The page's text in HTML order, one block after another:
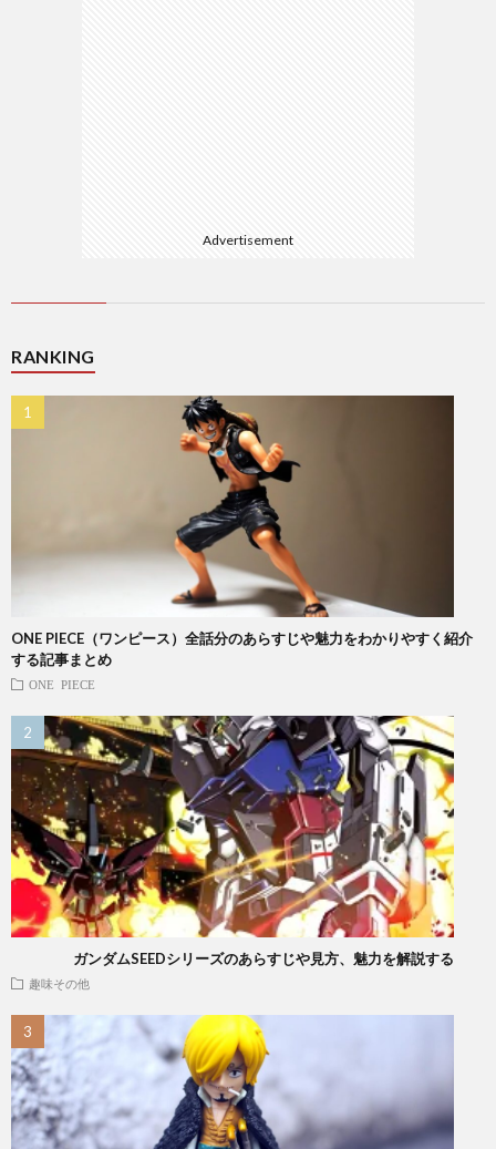
Advertisement
RANKING
ONE PIECE（ワンピース）全話分のあらすじや魅力をわかりやすく紹介
する記事まとめ
ONE PIECE
ガンダムSEEDシリーズのあらすじや見方、魅力を解説する
趣味その他